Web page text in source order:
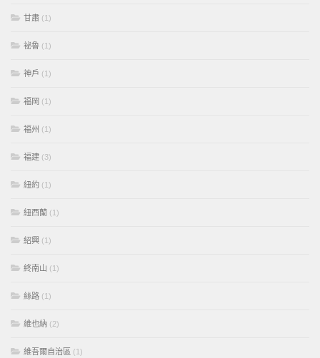
甘肅 (1)
祕魯 (1)
神戶 (1)
福岡 (1)
福州 (1)
福建 (3)
紐約 (1)
紐西蘭 (1)
紹興 (1)
終南山 (1)
絲路 (1)
維也納 (2)
維吾爾自治區 (1)